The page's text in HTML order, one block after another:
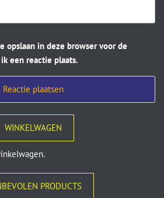
opslaan in deze browser voor de
een reactie plaats.
WINKELWAGEN
PRODUCTS